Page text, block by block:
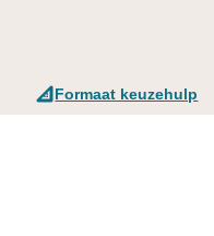
Formaat keuzehulp